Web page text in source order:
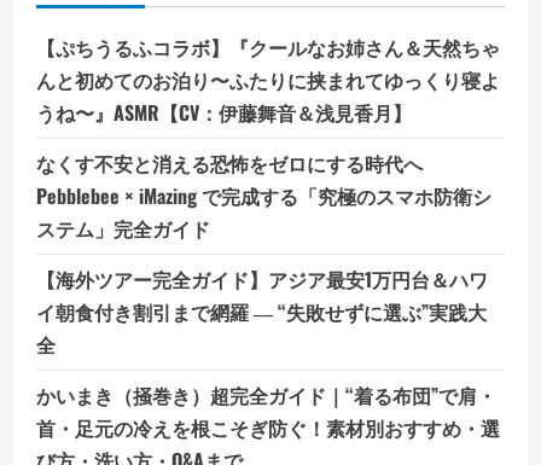
【ぷちうるふコラボ】『クールなお姉さん＆天然ちゃ
んと初めてのお泊り〜ふたりに挟まれてゆっくり寝よ
うね〜』ASMR【CV：伊藤舞音＆浅見香月】
なくす不安と消える恐怖をゼロにする時代へ
Pebblebee × iMazing で完成する「究極のスマホ防衛シ
ステム」完全ガイド
【海外ツアー完全ガイド】アジア最安1万円台＆ハワ
イ朝食付き割引まで網羅 ― “失敗せずに選ぶ”実践大
全
かいまき（掻巻き）超完全ガイド｜“着る布団”で肩・
首・足元の冷えを根こそぎ防ぐ！素材別おすすめ・選